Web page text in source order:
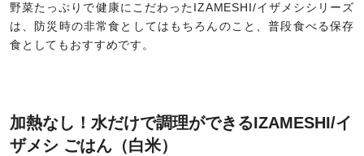
野菜たっぷりで健康にこだわったIZAMESHI/イザメシシリーズ
は、防災時の非常食としてはもちろんのこと、普段食べる保存
食としてもおすすめです。
加熱なし！水だけで調理ができるIZAMESHI/イ
ザメシ ごはん（白米）